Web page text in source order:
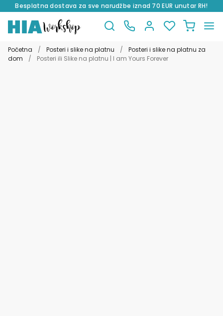
Besplatna dostava za sve narudžbe iznad 70 EUR unutar RH!
na
navigaciju
do
sadržaja
Početna / Posteri i slike na platnu /
Posteri i slike na platnu za
dom
/ Posteri ili Slike na platnu | I am Yours Forever